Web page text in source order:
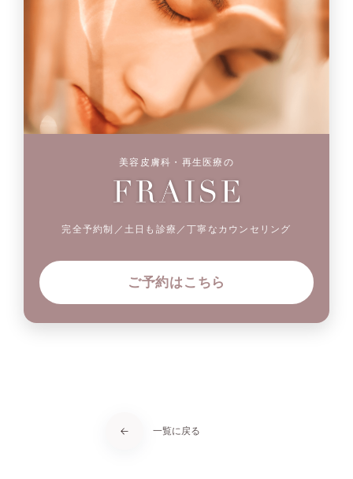
美容皮膚科・再生医療の
完全予約制／土日も診療／丁寧なカウンセリング
ご予約はこちら
一覧に戻る